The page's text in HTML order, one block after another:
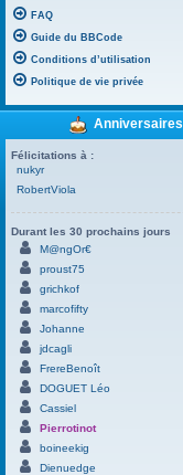
FAQ
Guide du BBCode
Conditions d’utilisation
Politique de vie privée
Anniversaires
Félicitations à :
nukyr
RobertViola
Durant les 30 prochains jours
M@ngOr€
proust75
grichkof
marcofifty
Johanne
jdcagli
FrereBenoît
DOGUET Léo
Cassiel
Pierrotinot
boineekig
Dienuedge